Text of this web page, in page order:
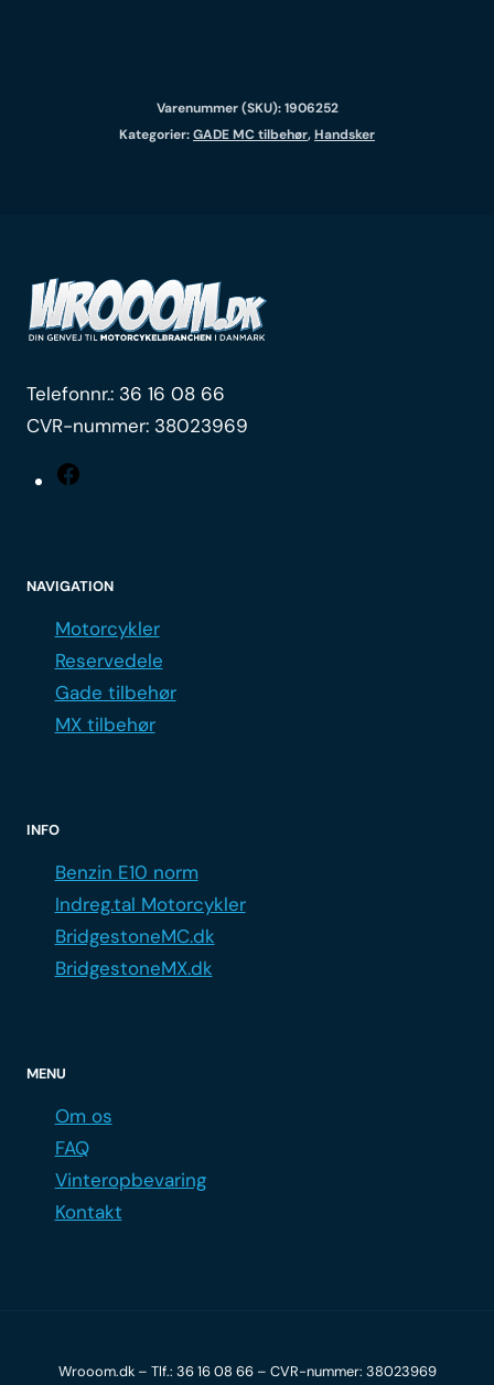
Varenummer (SKU):1906252
Kategorier:GADE MC tilbehør,Handsker
Telefonnr.: 36 16 08 66
CVR-nummer: 38023969
NAVIGATION
Motorcykler
Reservedele
Gade tilbehør
MX tilbehør
INFO
Benzin E10 norm
Indreg.tal Motorcykler
BridgestoneMC.dk
BridgestoneMX.dk
MENU
Om os
FAQ
Vinteropbevaring
Kontakt
Wrooom.dk – Tlf.: 36 16 08 66– CVR-nummer: 38023969